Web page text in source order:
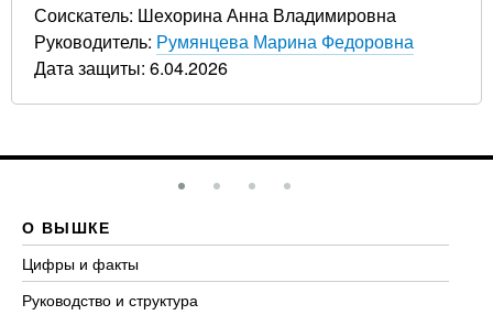
Соискатель: Шехорина Анна Владимировна
Руководитель: Румянцева Марина Федоровна
Дата защиты: 6.04.2026
О ВЫШКЕ
Цифры и факты
Руководство и структура